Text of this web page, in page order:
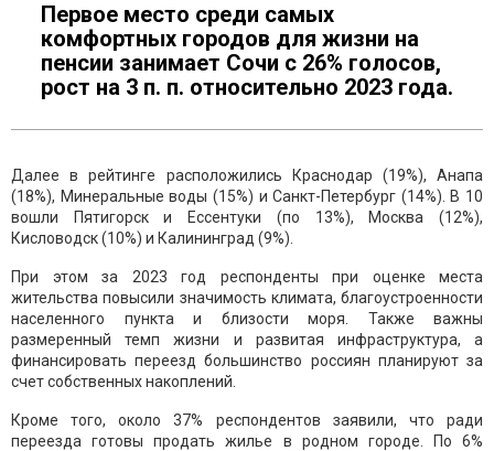
Первое место среди самых
комфортных городов для жизни на
пенсии занимает Сочи с 26% голосов,
рост на 3 п. п. относительно 2023 года.
Далее в рейтинге расположились Краснодар (19%), Анапа
(18%), Минеральные воды (15%) и Санкт-Петербург (14%). В 10
вошли Пятигорск и Ессентуки (по 13%), Москва (12%),
Кисловодск (10%) и Калининград (9%).
При этом за 2023 год респонденты при оценке места
жительства повысили значимость климата, благоустроенности
населенного пункта и близости моря. Также важны
размеренный темп жизни и развитая инфраструктура, а
финансировать переезд большинство россиян планируют за
счет собственных накоплений.
Кроме того, около 37% респондентов заявили, что ради
переезда готовы продать жилье в родном городе. По 6%